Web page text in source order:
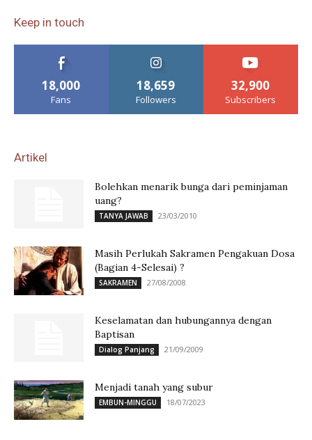
Keep in touch
18,000
Fans
18,659
Followers
32,900
Subscribers
Artikel
Bolehkan menarik bunga dari peminjaman
uang?
TANYA JAWAB 23/03/2010
Masih Perlukah Sakramen Pengakuan Dosa
(Bagian 4-Selesai) ?
SAKRAMEN 27/08/2008
Keselamatan dan hubungannya dengan
Baptisan
Dialog Panjang 21/09/2009
Menjadi tanah yang subur
EMBUN-MINGGU 18/07/2023